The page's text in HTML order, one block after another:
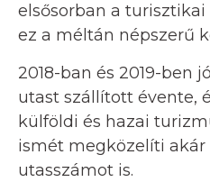
elsősorban a
ez a méltán népszerű
2018-ban és 2019-ben
utast szállított évente,
külföldi és hazai
ismét megközelíti akár
utasszámot is.